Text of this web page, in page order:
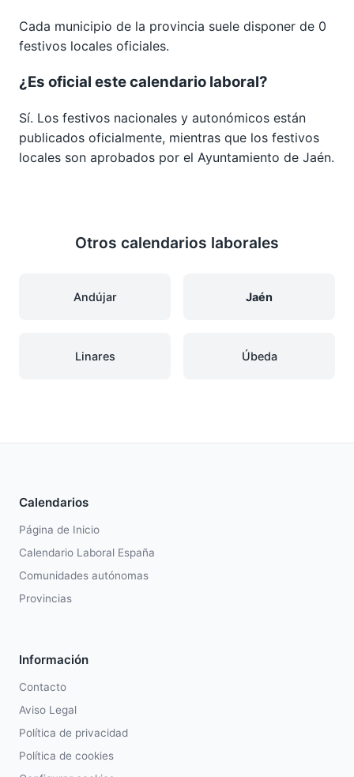
Cada municipio de la provincia suele disponer de 0
festivos locales oficiales.
¿Es oficial este calendario laboral?
Sí. Los festivos nacionales y autonómicos están
publicados oficialmente, mientras que los festivos
locales son aprobados por el Ayuntamiento de Jaén.
Otros calendarios laborales
Andújar Jaén
Linares Úbeda
Calendarios
Página de Inicio
Calendario Laboral España
Comunidades autónomas
Provincias
Información
Contacto
Aviso Legal
Política de privacidad
Política de cookies